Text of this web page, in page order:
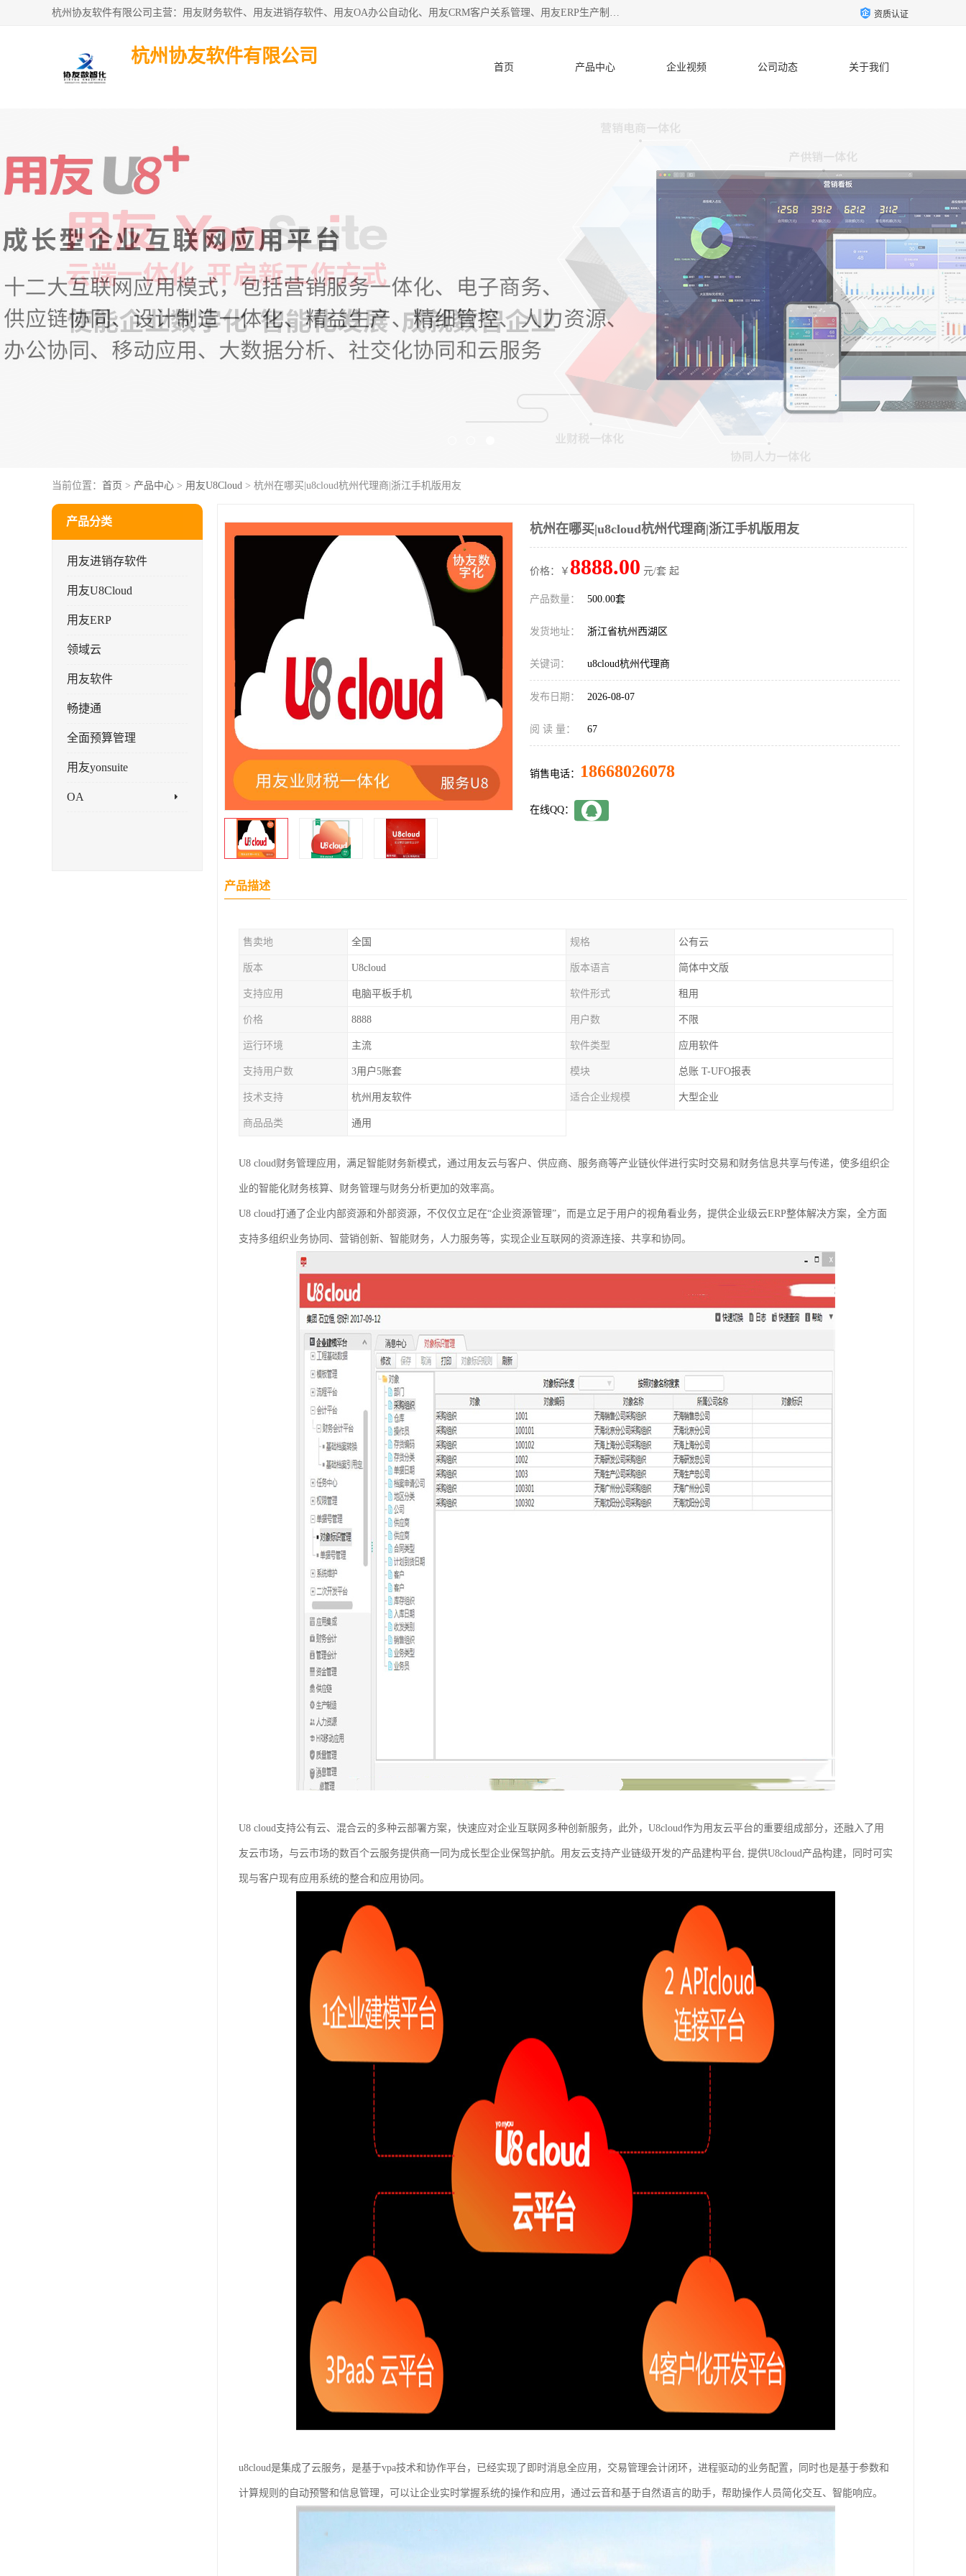
杭州协友软件有限公司主营：用友财务软件、用友进销存软件、用友OA办公自动化、用友CRM客户关系管理、用友ERP生产制造管理等;是一家用友管理软件咨询服务商。自创立至今，一直致力于为客户提供顾问式ERP管理解决方案务，为企业提供了财务管理、供应链和物流管理、生产制造管理、管理、知识与协同管理、客户关系管理等信息化建设领域的应用。 资质认证
杭州协友软件有限公司
首页 产品中心 企业视频 公司动态 关于我们
当前位置： 首页 > 产品中心 > 用友U8Cloud > 杭州在哪买|u8cloud杭州代理商|浙江手机版用友
产品分类
用友进销存软件
用友U8Cloud
用友ERP
领域云
用友软件
畅捷通
全面预算管理
用友yonsuite
OA
杭州在哪买|u8cloud杭州代理商|浙江手机版用友
价格：￥ 8888.00 元/套 起
产品数量： 500.00套
发货地址： 浙江省杭州西湖区
关键词： u8cloud杭州代理商
发布日期： 2026-08-07
阅 读 量： 67
销售电话： 18668026078
在线QQ：
产品描述
售卖地 全国 规格 公有云
版本 U8cloud 版本语言 简体中文版
支持应用 电脑平板手机 软件形式 租用
价格 8888 用户数 不限
运行环境 主流 软件类型 应用软件
支持用户数 3用户5账套 模块 总账 T-UFO报表
技术支持 杭州用友软件 适合企业规模 大型企业
商品品类 通用
U8 cloud财务管理应用，满足智能财务新模式，通过用友云与客户、供应商、服务商等产业链伙伴进行实时交易和财务信息共享与传递，使多组织企
业的智能化财务核算、财务管理与财务分析更加的效率高。
U8 cloud打通了企业内部资源和外部资源，不仅仅立足在“企业资源管理”，而是立足于用户的视角看业务，提供企业级云ERP整体解决方案，全方面
支持多组织业务协同、营销创新、智能财务，人力服务等，实现企业互联网的资源连接、共享和协同。
U8 cloud支持公有云、混合云的多种云部署方案，快速应对企业互联网多种创新服务，此外，U8cloud作为用友云平台的重要组成部分，还融入了用
友云市场，与云市场的数百个云服务提供商一同为成长型企业保驾护航。用友云支持产业链级开发的产品建构平台, 提供U8cloud产品构建，同时可实
现与客户现有应用系统的整合和应用协同。
u8cloud是集成了云服务，是基于vpa技术和协作平台，已经实现了即时消息全应用，交易管理会计闭环，进程驱动的业务配置，同时也是基于参数和
计算规则的自动预警和信息管理，可以让企业实时掌握系统的操作和应用，通过云音和基于自然语言的助手，帮助操作人员简化交互、智能响应。